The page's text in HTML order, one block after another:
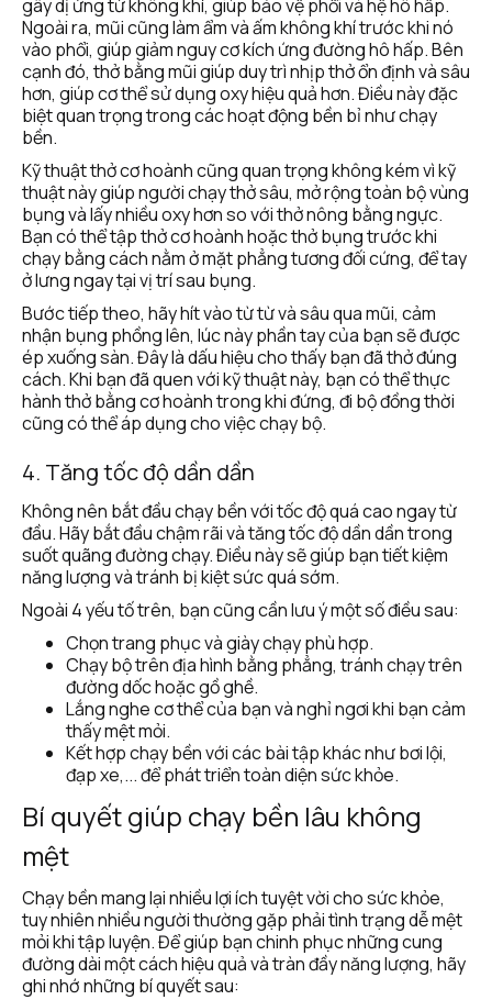
gây dị ứng từ không khí, giúp bảo vệ phổi và hệ hô hấp.
Ngoài ra, mũi cũng làm ẩm và ấm không khí trước khi nó
vào phổi, giúp giảm nguy cơ kích ứng đường hô hấp. Bên
cạnh đó, thở bằng mũi giúp duy trì nhịp thở ổn định và sâu
hơn, giúp cơ thể sử dụng oxy hiệu quả hơn. Điều này đặc
biệt quan trọng trong các hoạt động bền bỉ như chạy
bền.
Kỹ thuật thở cơ hoành cũng quan trọng không kém vì kỹ
thuật này giúp người chạy thở sâu, mở rộng toàn bộ vùng
bụng và lấy nhiều oxy hơn so với thở nông bằng ngực.
Bạn có thể tập thở cơ hoành hoặc thở bụng trước khi
chạy bằng cách nằm ở mặt phẳng tương đối cứng, để tay
ở lưng ngay tại vị trí sau bụng.
Bước tiếp theo, hãy hít vào từ từ và sâu qua mũi, cảm
nhận bụng phồng lên, lúc này phần tay của bạn sẽ được
ép xuống sàn. Đây là dấu hiệu cho thấy bạn đã thở đúng
cách. Khi bạn đã quen với kỹ thuật này, bạn có thể thực
hành thở bằng cơ hoành trong khi đứng, đi bộ đồng thời
cũng có thể áp dụng cho việc chạy bộ.
4. Tăng tốc độ dần dần
Không nên bắt đầu chạy bền với tốc độ quá cao ngay từ
đầu. Hãy bắt đầu chậm rãi và tăng tốc độ dần dần trong
suốt quãng đường chạy. Điều này sẽ giúp bạn tiết kiệm
năng lượng và tránh bị kiệt sức quá sớm.
Ngoài 4 yếu tố trên, bạn cũng cần lưu ý một số điều sau:
Chọn trang phục và giày chạy phù hợp.
Chạy bộ trên địa hình bằng phẳng, tránh chạy trên
đường dốc hoặc gồ ghề.
Lắng nghe cơ thể của bạn và nghỉ ngơi khi bạn cảm
thấy mệt mỏi.
Kết hợp chạy bền với các bài tập khác như bơi lội,
đạp xe,... để phát triển toàn diện sức khỏe.
Bí quyết giúp chạy bền lâu không
mệt
Chạy bền mang lại nhiều lợi ích tuyệt vời cho sức khỏe,
tuy nhiên nhiều người thường gặp phải tình trạng dễ mệt
mỏi khi tập luyện. Để giúp bạn chinh phục những cung
đường dài một cách hiệu quả và tràn đầy năng lượng, hãy
ghi nhớ những bí quyết sau: